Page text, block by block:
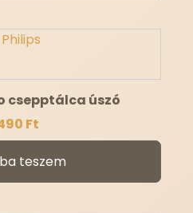
csepptálca úszó
Ft
teszem